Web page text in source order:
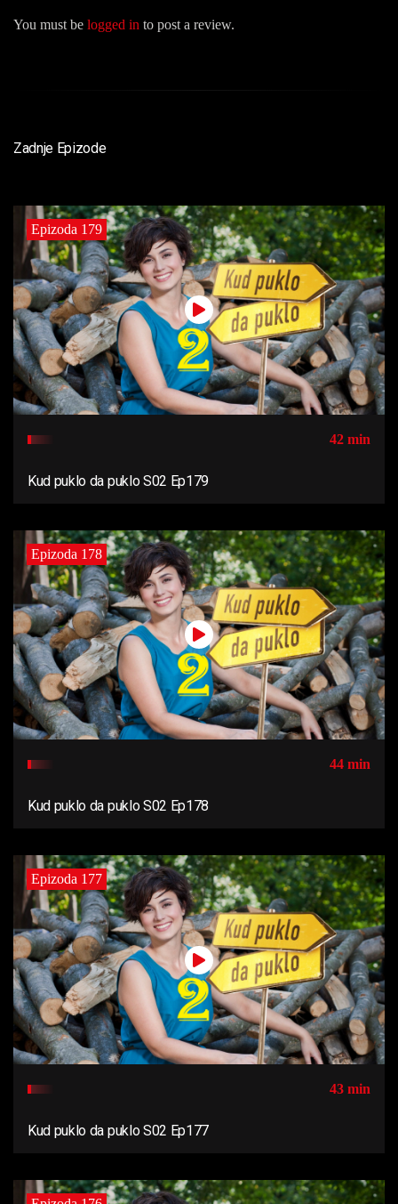
You must be logged in to post a review.
Zadnje Epizode
Epizoda 179
42 min
Kud puklo da puklo S02 Ep179
Epizoda 178
44 min
Kud puklo da puklo S02 Ep178
Epizoda 177
43 min
Kud puklo da puklo S02 Ep177